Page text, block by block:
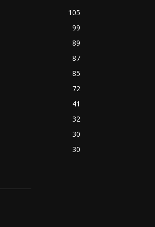
105
99
89
87
85
72
41
32
30
30